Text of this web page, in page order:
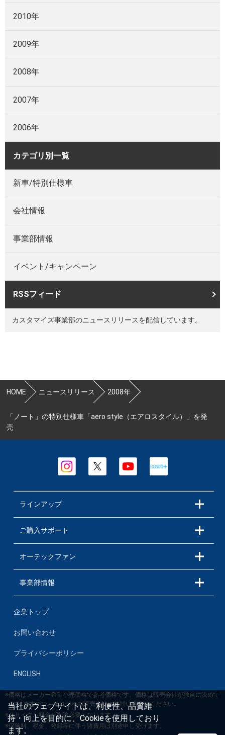
当社のウェブサイトは、利便性、品質維
持・向上を目的に、Cookieを使用しており
ます。
2010年
2009年
2008年
2007年
2006年
カテゴリ別一覧
新車/特別仕様車
会社情報
事業部情報
イベント/キャンペーン
RSSフィード
カスタマイズ事業部のニュースリリースを配信しています。
HOME ニュースリリース 2008年
「ノート」の特別仕様車「aero style（エアロスタイル）」を発
売
ラインアップ
ご購入サポート
オーテックファン
事業部情報
企業トップ
お問い合わせ
プライバシーポリシー
ENGLISH
※価格はメーカー希望小売価格で参考価格です。価格は販売会社が独自に決めて
おりますので、それぞれの販売会社にお問い合わせください。
※リサイクル料金が別途必要となります。
※保険料、税金、登録等に伴う諸費用は別途申し受けます。